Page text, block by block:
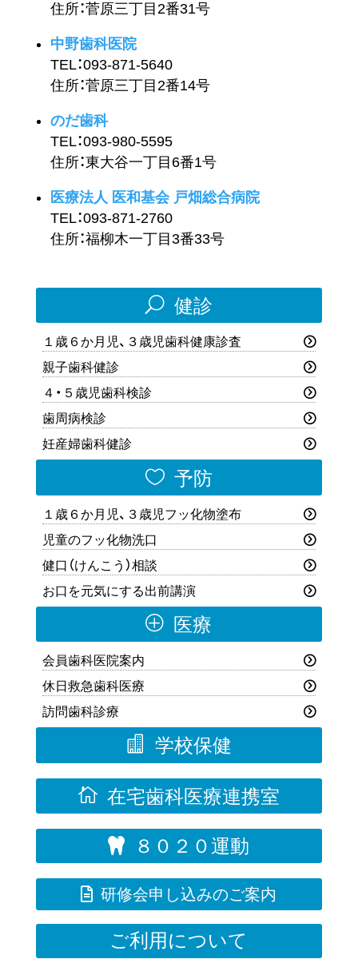
住所：菅原三丁目2番31号
中野歯科医院
TEL：093-871-5640
住所：菅原三丁目2番14号
のだ歯科
TEL：093-980-5595
住所：東大谷一丁目6番1号
医療法人 医和基会 戸畑総合病院
TEL：093-871-2760
住所：福柳木一丁目3番33号
U 健診
１歳６か月児、３歳児歯科健康診査
親子歯科健診
４・５歳児歯科検診
歯周病検診
妊産婦歯科健診
 予防
１歳６か月児、３歳児フッ化物塗布
児童のフッ化物洗口
健口（けんこう）相談
お口を元気にする出前講演
P 医療
会員歯科医院案内
休日救急歯科医療
訪問歯科診療
 学校保健
 在宅歯科医療連携室
 ８０２０運動
 研修会申し込みのご案内
ご利用について